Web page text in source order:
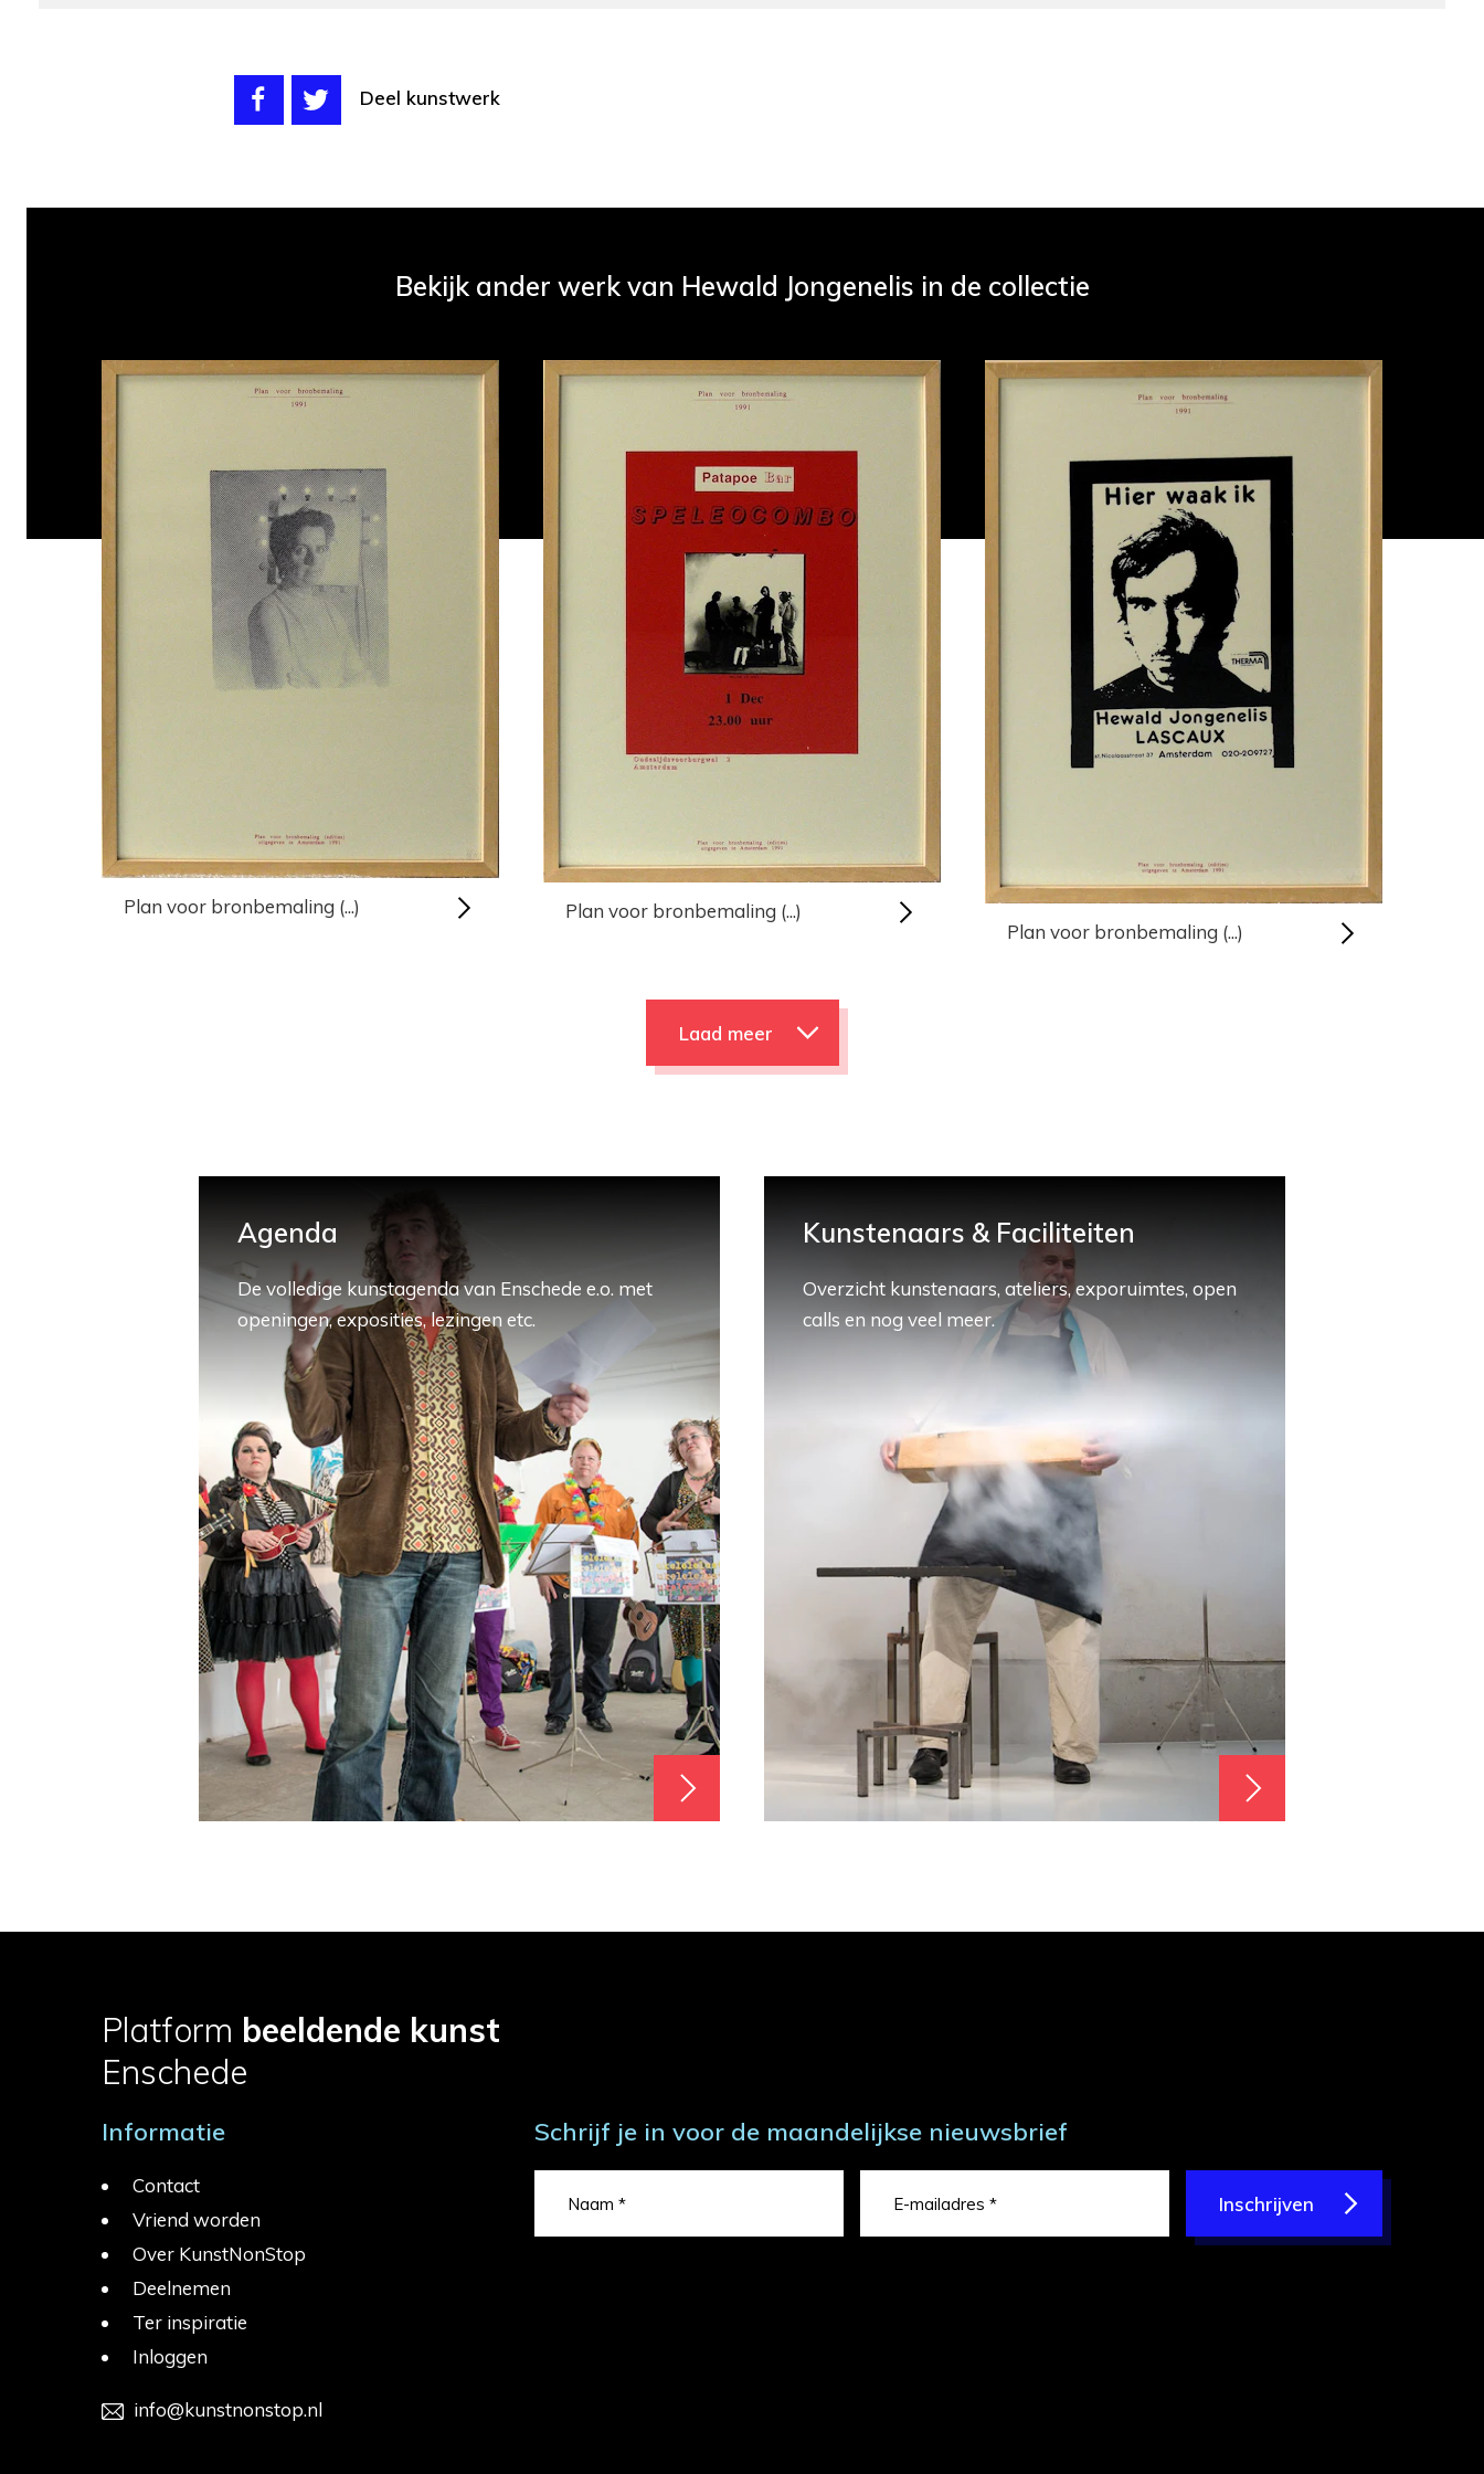
Deel kunstwerk
Bekijk ander werk van Hewald Jongenelis in de collectie
Plan voor bronbemaling (...)
Plan voor bronbemaling (...)
Plan voor bronbemaling (...)
Laad meer
Agenda
De volledige kunstagenda van Enschede e.o. met
openingen, exposities, lezingen etc.
Kunstenaars & Faciliteiten
Overzicht kunstenaars, ateliers, exporuimtes, open
calls en nog veel meer.
Platform beeldende kunst
Enschede
Informatie
Contact
Vriend worden
Over KunstNonStop
Deelnemen
Ter inspiratie
Inloggen
info@kunstnonstop.nl
Schrijf je in voor de maandelijkse nieuwsbrief
Inschrijven